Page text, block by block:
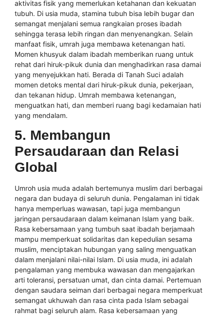
aktivitas fisik yang memerlukan ketahanan dan kekuatan
tubuh. Di usia muda, stamina tubuh bisa lebih bugar dan
semangat menjalani semua rangkaian proses ibadah
sehingga terasa lebih ringan dan menyenangkan. Selain
manfaat fisik, umrah juga membawa ketenangan hati.
Momen khusyuk dalam ibadah memberikan ruang untuk
rehat dari hiruk-pikuk dunia dan menghadirkan rasa damai
yang menyejukkan hati. Berada di Tanah Suci adalah
momen detoks mental dari hiruk-pikuk dunia, pekerjaan,
dan tekanan hidup. Umrah membawa ketenangan,
menguatkan hati, dan memberi ruang bagi kedamaian hati
yang mendalam.
5. Membangun
Persaudaraan dan Relasi
Global
Umroh usia muda adalah bertemunya muslim dari berbagai
negara dan budaya di seluruh dunia. Pengalaman ini tidak
hanya memperluas wawasan, tapi juga membangun
jaringan persaudaraan dalam keimanan Islam yang baik.
Rasa kebersamaan yang tumbuh saat ibadah berjamaah
mampu memperkuat solidaritas dan kepedulian sesama
muslim, menciptakan hubungan yang saling menguatkan
dalam menjalani nilai-nilai Islam. Di usia muda, ini adalah
pengalaman yang membuka wawasan dan mengajarkan
arti toleransi, persatuan umat, dan cinta damai. Pertemuan
dengan saudara seiman dari berbagai negara memperkuat
semangat ukhuwah dan rasa cinta pada Islam sebagai
rahmat bagi seluruh alam. Rasa kebersamaan yang